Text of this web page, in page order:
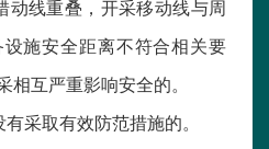
动线重叠，开采移动线与周
施安全距离不符合相关要
互严重影响安全的。
采取有效防范措施的。